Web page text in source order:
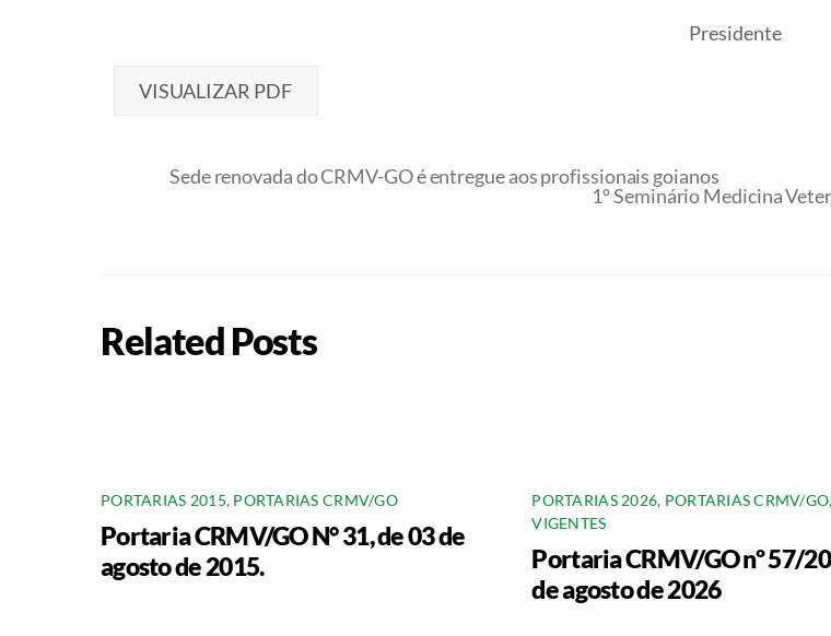
Presidente
VISUALIZAR PDF
Sede renovada do CRMV-GO é entregue aos profissionais goianos
1º Seminário Medicina
Related Posts
PORTARIAS 2015, PORTARIAS CRMV/GO
Portaria CRMV/GO N° 31, de 03 de
agosto de 2015.
PORTARIAS 2026, PORTARIAS CRMV/GO,
VIGENTES
Portaria CRMV/GO nº 57/
de agosto de 2026